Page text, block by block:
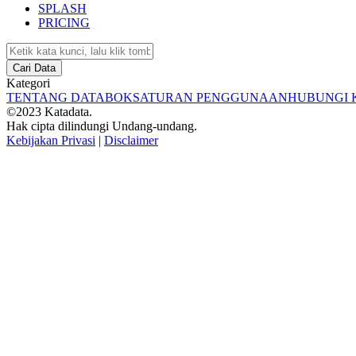
SPLASH
PRICING
Cari Data
Kategori
TENTANG DATABOKSATURAN PENGGUNAANHUBUNGI
©2023 Katadata.
Hak cipta dilindungi Undang-undang.
Kebijakan Privasi | Disclaimer